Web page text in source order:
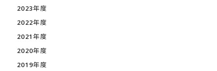
2023年度
2022年度
2021年度
2020年度
2019年度